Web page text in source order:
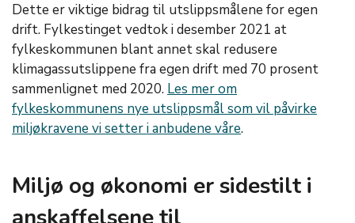
Dette er viktige bidrag til utslippsmålene for egen
drift. Fylkestinget vedtok i desember 2021 at
fylkeskommunen blant annet skal redusere
klimagassutslippene fra egen drift med 70 prosent
sammenlignet med 2020. Les mer om
fylkeskommunens nye utslippsmål som vil påvirke
miljøkravene vi setter i anbudene våre.
Miljø og økonomi er sidestilt i